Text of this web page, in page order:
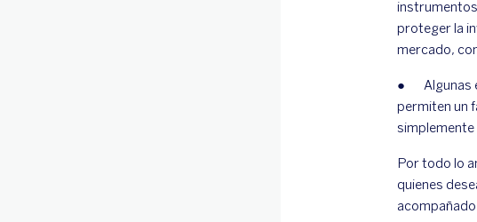
proteger la
mercado,
● Algunas
permiten un
Por todo lo
quienes